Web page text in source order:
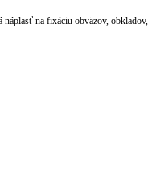
na fixáciu obväzov, obkladov,